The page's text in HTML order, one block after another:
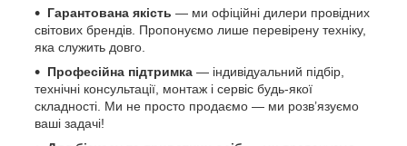
Гарантована якість — ми офіційні дилери провідних
світових брендів. Пропонуємо лише перевірену техніку,
яка служить довго.
Професійна підтримка — індивідуальний підбір,
технічні консультації, монтаж і сервіс будь-якої
складності. Ми не просто продаємо — ми розв’язуємо
ваші задачі!